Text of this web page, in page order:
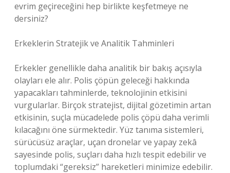
evrim geçireceğini hep birlikte keşfetmeye ne
dersiniz?
Erkeklerin Stratejik ve Analitik Tahminleri
Erkekler genellikle daha analitik bir bakış açısıyla
olayları ele alır. Polis çöpün geleceği hakkında
yapacakları tahminlerde, teknolojinin etkisini
vurgularlar. Birçok stratejist, dijital gözetimin artan
etkisinin, suçla mücadelede polis çöpü daha verimli
kılacağını öne sürmektedir. Yüz tanıma sistemleri,
sürücüsüz araçlar, uçan dronelar ve yapay zekâ
sayesinde polis, suçları daha hızlı tespit edebilir ve
toplumdaki “gereksiz” hareketleri minimize edebilir.